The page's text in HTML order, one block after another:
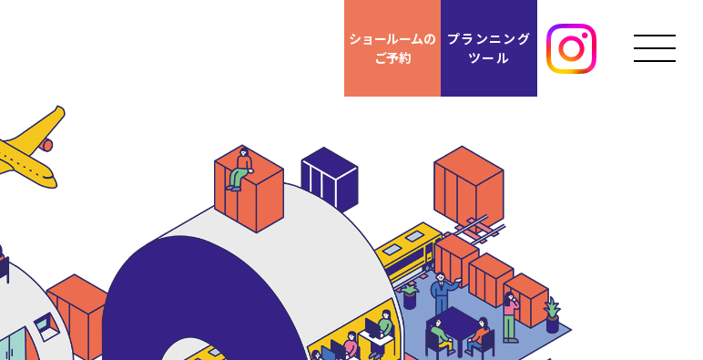
ショールームの
ご予約
プランニング
ツール